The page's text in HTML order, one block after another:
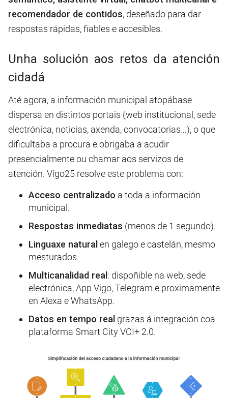
recomendador de contidos, deseñado para dar
respostas rápidas, fiables e accesibles.
Unha solución aos retos da atención
cidadá
Até agora, a información municipal atopábase
dispersa en distintos portais (web institucional, sede
electrónica, noticias, axenda, convocatorias…), o que
dificultaba a procura e obrigaba a acudir
presencialmente ou chamar aos servizos de
atención. Vigo25 resolve este problema con:
Acceso centralizado a toda a información
municipal.
Respostas inmediatas (menos de 1 segundo).
Linguaxe natural en galego e castelán, mesmo
mesturados.
Multicanalidad real : dispoñible na web, sede
electrónica, App Vigo, Telegram e proximamente
en Alexa e WhatsApp.
Datos en tempo real grazas á integración coa
plataforma Smart City VCI+ 2.0.